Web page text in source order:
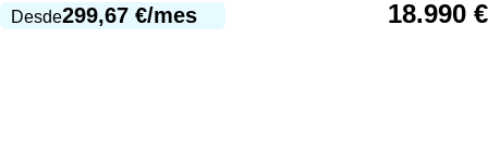
Desde299,67 €/mes 18.990 €